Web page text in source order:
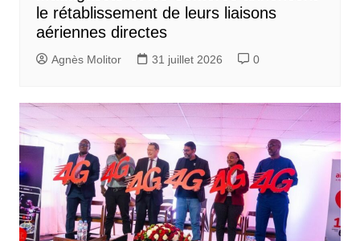
le rétablissement de leurs liaisons
aériennes directes
Agnès Molitor 31 juillet 2026 0